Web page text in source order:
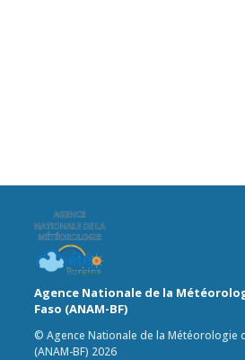
Agence Nationale de la
Faso (ANAM-BF)
© Agence Nationale de la Météorologie
(ANAM-BF) 2026